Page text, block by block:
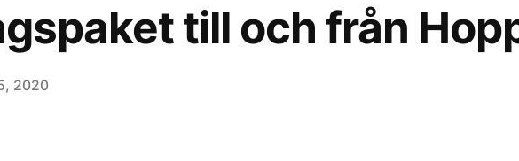
till och från
2020